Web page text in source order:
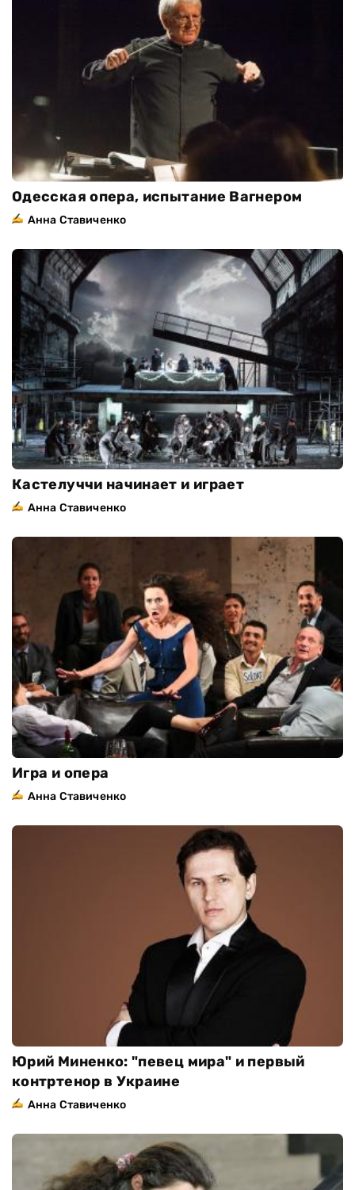
Одесская опера, испытание Вагнером
Анна Ставиченко
Кастелуччи начинает и играет
Анна Ставиченко
Игра и опера
Анна Ставиченко
Юрий Миненко: "певец мира" и первый
контртенор в Украине
Анна Ставиченко